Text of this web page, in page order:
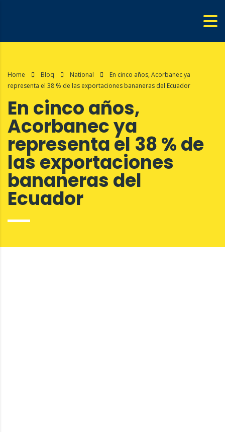
Home Bloq National
En cinco años, Acorbanec ya
representa el 38 % de las exportaciones bananeras del Ecuador
En cinco años,
Acorbanec ya
representa el 38 % de
las exportaciones
bananeras del
Ecuador